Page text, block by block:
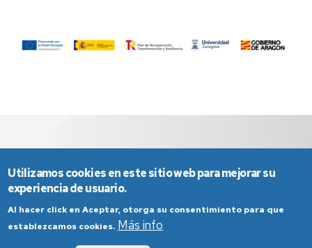
Aviso Legal Condiciones generales de uso
Utilizamos cookies en este sitio web para mejorar su
experiencia de usuario.
Al hacer click en Aceptar, otorga su consentimiento para que
establezcamos cookies. Más info